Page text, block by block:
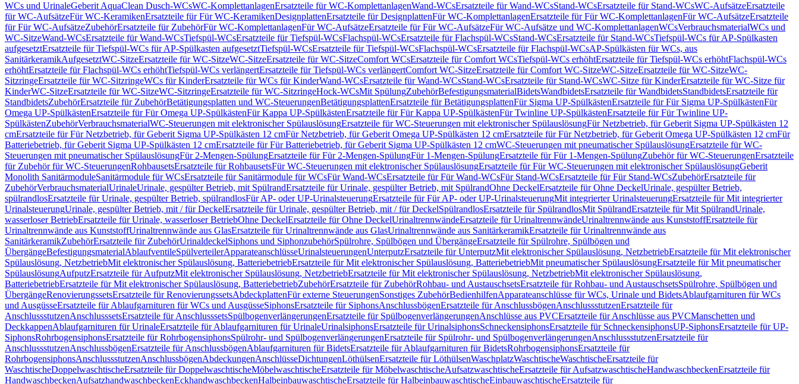
WCs und UrinaleGeberit AquaClean Dusch-WCsWC-KomplettanlagenErsatzteile für WC-KomplettanlagenWand-WCsErsatzteile für Wand-WCsStand-WCsErsatzteile für Stand-WCsWC-AufsätzeErsatzteile
für WC-AufsätzeFür WC-KeramikenErsatzteile für Für WC-KeramikenDesignplattenErsatzteile für DesignplattenFür WC-KomplettanlagenErsatzteile für Für WC-KomplettanlagenFür WC-AufsätzeErsatzteile
für Für WC-AufsätzeZubehörErsatzteile für ZubehörFür WC-KomplettanlagenFür WC-AufsätzeErsatzteile für Für WC-AufsätzeFür WC-Aufsätze und WC-KomplettanlagenWCsVerbrauchsmaterialWCs und
WC-SitzeWand-WCsErsatzteile für Wand-WCsTiefspül-WCsErsatzteile für Tiefspül-WCsFlachspül-WCsErsatzteile für Flachspül-WCsStand-WCsErsatzteile für Stand-WCsTiefspül-WCs für AP-Spülkasten
aufgesetztErsatzteile für Tiefspül-WCs für AP-Spülkasten aufgesetztTiefspül-WCsErsatzteile für Tiefspül-WCsFlachspül-WCsErsatzteile für Flachspül-WCsAP-Spülkästen für WCs, aus
SanitärkeramikAufgesetztWC-SitzeErsatzteile für WC-SitzeWC-SitzeErsatzteile für WC-SitzeComfort WCsErsatzteile für Comfort WCsTiefspül-WCs erhöhtErsatzteile für Tiefspül-WCs erhöhtFlachspül-WCs
erhöhtErsatzteile für Flachspül-WCs erhöhtTiefspül-WCs verlängertErsatzteile für Tiefspül-WCs verlängertComfort WC-SitzeErsatzteile für Comfort WC-SitzeWC-SitzeErsatzteile für WC-SitzeWC-
SitzringeErsatzteile für WC-SitzringeWCs für KinderErsatzteile für WCs für KinderWand-WCsErsatzteile für Wand-WCsStand-WCsErsatzteile für Stand-WCsWC-Sitze für KinderErsatzteile für WC-Sitze für
KinderWC-SitzeErsatzteile für WC-SitzeWC-SitzringeErsatzteile für WC-SitzringeHock-WCsMit SpülungZubehörBefestigungsmaterialBidetsWandbidetsErsatzteile für WandbidetsStandbidetsErsatzteile für
StandbidetsZubehörErsatzteile für ZubehörBetätigungsplatten und WC-SteuerungenBetätigungsplattenErsatzteile für BetätigungsplattenFür Sigma UP-SpülkästenErsatzteile für Für Sigma UP-SpülkästenFür
Omega UP-SpülkästenErsatzteile für Für Omega UP-SpülkästenFür Kappa UP-SpülkästenErsatzteile für Für Kappa UP-SpülkästenFür Twinline UP-SpülkästenErsatzteile für Für Twinline UP-
SpülkästenZubehörVerbrauchsmaterialWC-Steuerungen mit elektronischer SpülauslösungErsatzteile für WC-Steuerungen mit elektronischer SpülauslösungFür Netzbetrieb, für Geberit Sigma UP-Spülkästen 12
cmErsatzteile für Für Netzbetrieb, für Geberit Sigma UP-Spülkästen 12 cmFür Netzbetrieb, für Geberit Omega UP-Spülkästen 12 cmErsatzteile für Für Netzbetrieb, für Geberit Omega UP-Spülkästen 12 cmFür
Batteriebetrieb, für Geberit Sigma UP-Spülkästen 12 cmErsatzteile für Für Batteriebetrieb, für Geberit Sigma UP-Spülkästen 12 cmWC-Steuerungen mit pneumatischer SpülauslösungErsatzteile für WC-
Steuerungen mit pneumatischer SpülauslösungFür 2-Mengen-SpülungErsatzteile für Für 2-Mengen-SpülungFür 1-Mengen-SpülungErsatzteile für Für 1-Mengen-SpülungZubehör für WC-SteuerungenErsatzteile
für Zubehör für WC-SteuerungenRohbausetsErsatzteile für RohbausetsFür WC-Steuerungen mit elektronischer SpülauslösungErsatzteile für Für WC-Steuerungen mit elektronischer SpülauslösungGeberit
Monolith SanitärmoduleSanitärmodule für WCsErsatzteile für Sanitärmodule für WCsFür Wand-WCsErsatzteile für Für Wand-WCsFür Stand-WCsErsatzteile für Für Stand-WCsZubehörErsatzteile für
ZubehörVerbrauchsmaterialUrinaleUrinale, gespülter Betrieb, mit SpülrandErsatzteile für Urinale, gespülter Betrieb, mit SpülrandOhne DeckelErsatzteile für Ohne DeckelUrinale, gespülter Betrieb,
spülrandlosErsatzteile für Urinale, gespülter Betrieb, spülrandlosFür AP- oder UP-UrinalsteuerungErsatzteile für Für AP- oder UP-UrinalsteuerungMit integrierter UrinalsteuerungErsatzteile für Mit integrierter
UrinalsteuerungUrinale, gespülter Betrieb, mit / für DeckelErsatzteile für Urinale, gespülter Betrieb, mit / für DeckelSpülrandlosErsatzteile für SpülrandlosMit SpülrandErsatzteile für Mit SpülrandUrinale,
wasserloser BetriebErsatzteile für Urinale, wasserloser BetriebOhne DeckelErsatzteile für Ohne DeckelUrinaltrennwändeErsatzteile für UrinaltrennwändeUrinaltrennwände aus KunststoffErsatzteile für
Urinaltrennwände aus KunststoffUrinaltrennwände aus GlasErsatzteile für Urinaltrennwände aus GlasUrinaltrennwände aus SanitärkeramikErsatzteile für Urinaltrennwände aus
SanitärkeramikZubehörErsatzteile für ZubehörUrinaldeckelSiphons und SiphonzubehörSpülrohre, Spülbögen und ÜbergängeErsatzteile für Spülrohre, Spülbögen und
ÜbergängeBefestigungsmaterialAblaufventileSpülverteilerApparateanschlüsseUrinalsteuerungenUnterputzErsatzteile für UnterputzMit elektronischer Spülauslösung, NetzbetriebErsatzteile für Mit elektronischer
Spülauslösung, NetzbetriebMit elektronischer Spülauslösung, BatteriebetriebErsatzteile für Mit elektronischer Spülauslösung, BatteriebetriebMit pneumatischer SpülauslösungErsatzteile für Mit pneumatischer
SpülauslösungAufputzErsatzteile für AufputzMit elektronischer Spülauslösung, NetzbetriebErsatzteile für Mit elektronischer Spülauslösung, NetzbetriebMit elektronischer Spülauslösung,
BatteriebetriebErsatzteile für Mit elektronischer Spülauslösung, BatteriebetriebZubehörErsatzteile für ZubehörRohbau- und AustauschsetsErsatzteile für Rohbau- und AustauschsetsSpülrohre, Spülbögen und
ÜbergängeRenovierungssetsErsatzteile für RenovierungssetsAbdeckplattenFür externe SteuerungenSonstiges ZubehörBedienhilfenApparateanschlüsse für WCs, Urinale und BidetsAblaufgarnituren für WCs
und AusgüsseErsatzteile für Ablaufgarnituren für WCs und AusgüsseSiphonsErsatzteile für SiphonsAnschlussbögenErsatzteile für AnschlussbögenAnschlussstutzenErsatzteile für
AnschlussstutzenAnschlusssetsErsatzteile für AnschlusssetsSpülbogenverlängerungenErsatzteile für SpülbogenverlängerungenAnschlüsse aus PVCErsatzteile für Anschlüsse aus PVCManschetten und
DeckkappenAblaufgarnituren für UrinaleErsatzteile für Ablaufgarnituren für UrinaleUrinalsiphonsErsatzteile für UrinalsiphonsSchneckensiphonsErsatzteile für SchneckensiphonsUP-SiphonsErsatzteile für UP-
SiphonsRohrbogensiphonsErsatzteile für RohrbogensiphonsSpülrohr- und SpülbogenverlängerungenErsatzteile für Spülrohr- und SpülbogenverlängerungenAnschlussstutzenErsatzteile für
AnschlussstutzenAnschlussbögenErsatzteile für AnschlussbögenAblaufgarnituren für BidetsErsatzteile für Ablaufgarnituren für BidetsRohrbogensiphonsErsatzteile für
RohrbogensiphonsAnschlussstutzenAnschlussbögenAbdeckungenAnschlüsseDichtungenLöthülsenErsatzteile für LöthülsenWaschplatzWaschtischeWaschtischeErsatzteile für
WaschtischeDoppelwaschtischeErsatzteile für DoppelwaschtischeMöbelwaschtischeErsatzteile für MöbelwaschtischeAufsatzwaschtischeErsatzteile für AufsatzwaschtischeHandwaschbeckenErsatzteile für
HandwaschbeckenAufsatzhandwaschbeckenEckhandwaschbeckenHalbeinbauwaschtischeErsatzteile für HalbeinbauwaschtischeEinbauwaschtischeErsatzteile für